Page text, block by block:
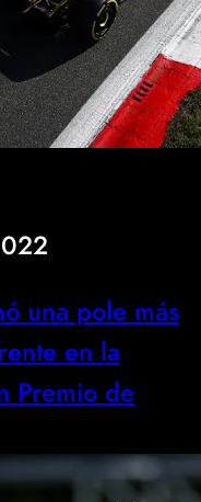
una pole más
en la
Premio de